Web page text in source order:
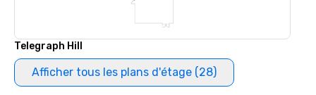
Telegraph Hill
Afficher tous les plans d'étage (28)